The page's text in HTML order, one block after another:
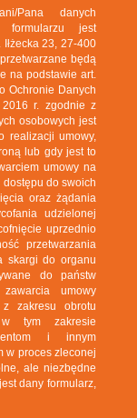
Pana danych
formularzu jest
23, 27-400
będą
na podstawie art.
Ochronie Danych
r. zgodnie z
osobowych jest
realizacji umowy,
lub gdy jest to
umowy na
do swoich
oraz żądania
udzielonej
uprzednio
przetwarzania
skargi do organu
do państw
umowy
zakresu obrotu
tym zakresie
i innym
w proces zleconej
ale niezbędne
dany formularz,